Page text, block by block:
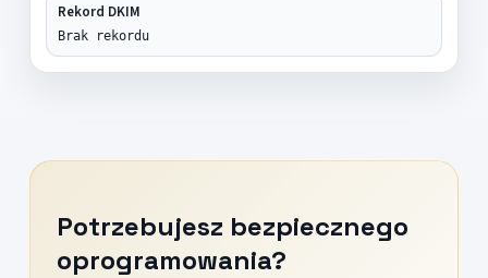
Rekord DKIM
Brak rekordu
Potrzebujesz bezpiecznego
oprogramowania?